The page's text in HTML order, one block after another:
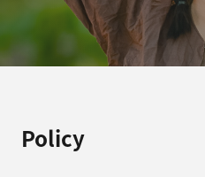
Policy